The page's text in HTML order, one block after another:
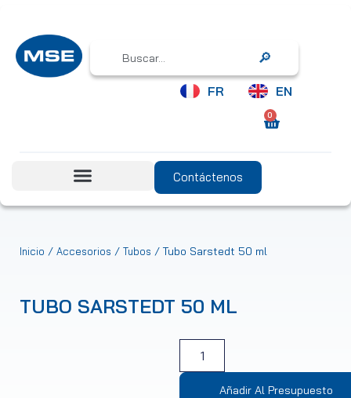
Search
FR EN
0
Contáctenos
Inicio / Accesorios / Tubos / Tubo Sarstedt 50 ml
TUBO SARSTEDT 50 ML
Añadir Al Presupuesto